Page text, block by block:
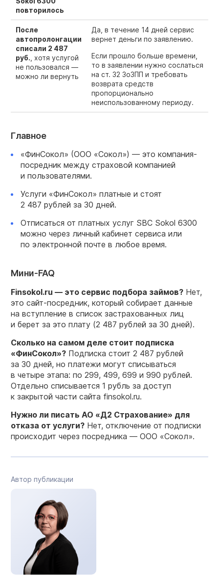
повторилось
После
автопролонгации
списали 2 487
руб. , хотя услугой
не пользовался —
можно ли вернуть
Да, в течение 14 дней сервис
вернет деньги по заявлению.
Если прошло больше времени,
то в заявлении нужно сослаться
на ст. 32 ЗоЗПП и требовать
возврата средств
пропорционально
неиспользованному периоду.
Главное
«ФинСокол» (ООО «Сокол») — это компания-
посредник между страховой компанией
и пользователями.
Услуги «ФинСокол» платные и стоят
2 487 рублей за 30 дней.
Отписаться от платных услуг SBC Sokol 6300
можно через личный кабинет сервиса или
по электронной почте в любое время.
Мини-FAQ
Finsokol.ru — это сервис подбора займов? Нет,
это сайт-посредник, который собирает данные
на вступление в список застрахованных лиц
и берет за это плату (2 487 рублей за 30 дней).
Сколько на самом деле стоит подписка
«ФинСокол»? Подписка стоит 2 487 рублей
за 30 дней, но платежи могут списываться
в четыре этапа: по 299, 499, 699 и 990 рублей.
Отдельно списывается 1 рубль за доступ
к закрытой части сайта finsokol.ru.
Нужно ли писать АО «Д2 Страхование» для
отказа от услуги? Нет, отключение от подписки
происходит через посредника — ООО «Сокол».
Автор публикации